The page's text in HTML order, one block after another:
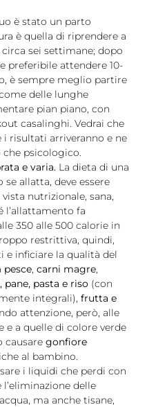
è stato un parto
è quella di riprendere a
sei settimane; dopo
preferibile attendere 10-
è sempre meglio partire
come delle lunghe
pian piano, con
casalinghi. Vedrai che
i risultati arriveranno e ne
psicologico.
e varia. La dieta di una
allatta, deve essere
nutrizionale, sana,
l’allattamento fa
350 alle 500 calorie in
restrittiva, quindi,
e inficiare la qualità del
pesce ,carni magre
pasta e riso (con
integrali),frutta e
attenzione, però, alle
e a quelle di colore verde
causare gonfiore
al bambino.
i liquidi che perdi con
delle
ma anche tisane,